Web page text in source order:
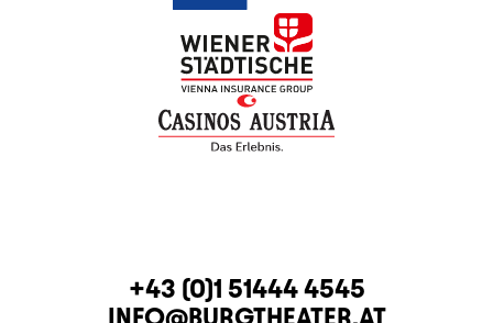
CONTACTTELEPHONE
+43 (0)1 51444 4545
E-MAIL